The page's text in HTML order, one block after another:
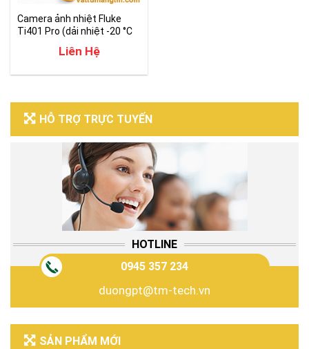
HỖ TRỢ TRỰC TUYẾN
HOTLINE
0945 357 234
duongpt@tm-tech.vn
SẢN PHẨM MỚI
Camera ảnh nhiệt Fluke
Ti401 Pro (dải nhiệt -20 °C
Liên Hệ